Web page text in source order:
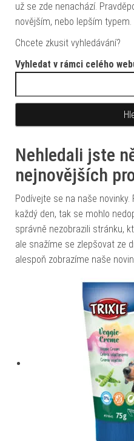
už se zde nenachází.
novějším, nebo lepším typem.
Chcete zkusit vyhledávání?
Vyhledat v rámci celého
Nehledali jste
nejnovějších
Podívejte se na naše
každý den, tak se mohlo
správně nezobrazili stránku,
ale snažíme se zlepšovat ze
alespoň zobrazíme naše